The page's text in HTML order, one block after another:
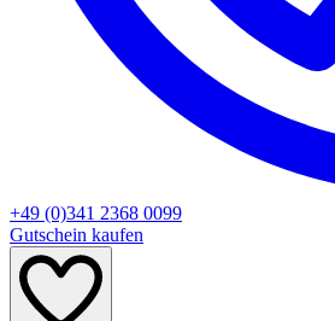
+49 (0)341 2368 0099
Gutschein kaufen